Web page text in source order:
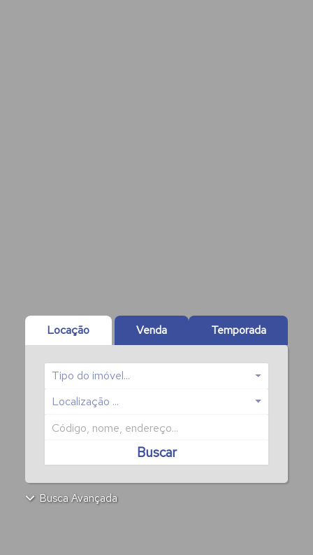
Locação Venda Temporada
Tipo do imóvel...
Localização ...
Buscar
Busca Avançada